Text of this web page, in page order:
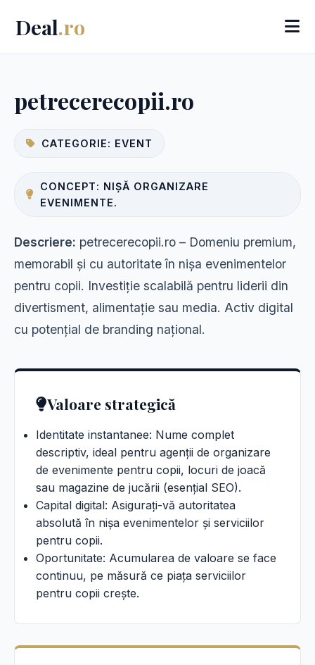
Deal.ro
petrecerecopii.ro
CATEGORIE: EVENT
CONCEPT: NIȘĂ ORGANIZARE
EVENIMENTE.
Descriere: petrecerecopii.ro – Domeniu premium,
memorabil și cu autoritate în nișa evenimentelor
pentru copii. Investiție scalabilă pentru liderii din
divertisment, alimentație sau media. Activ digital
cu potențial de branding național.
Valoare strategică
Identitate instantanee: Nume complet
descriptiv, ideal pentru agenții de organizare
de evenimente pentru copii, locuri de joacă
sau magazine de jucării (esențial SEO).
Capital digital: Asigurați-vă autoritatea
absolută în nișa evenimentelor și serviciilor
pentru copii.
Oportunitate: Acumularea de valoare se face
continuu, pe măsură ce piața serviciilor
pentru copii crește.